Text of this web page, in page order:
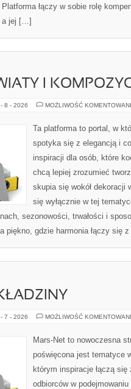
łączy w sobie rolę
a jej […]
I
8 - 2026 MOŻLIWOŚĆ
Ta platforma to portal, w
spotyka się z elegancją i
inspiracji dla osób, które
chcą lepiej zrozumieć
skupia się wokół dekoracji
się wyłącznie w tej
sezonowości, trwałości i
piękno, gdzie harmonia łączy się
7 - 2026 MOŻLIWOŚĆ
Mars-Net to nowoczesna
poświęcona jest tematyce
którym inspiracje łączą
odbiorców w